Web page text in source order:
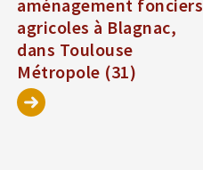
aménagement fonciers
agricoles à Blagnac,
dans Toulouse
Métropole (31)